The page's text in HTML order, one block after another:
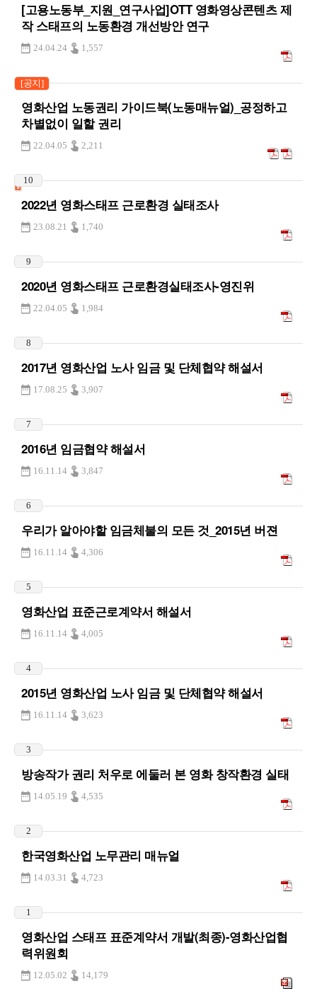
[고용노동부_지원_연구사업]OTT 영화영상콘텐츠 제
작 스태프의 노동환경 개선방안 연구
24.04.24 1,557
[공지]
영화산업 노동권리 가이드북(노동매뉴얼)_공정하고
차별없이 일할 권리
22.04.05 2,211
10
2022년 영화스태프 근로환경 실태조사
23.08.21 1,740
9
2020년 영화스태프 근로환경실태조사-영진위
22.04.05 1,984
8
2017년 영화산업 노사 임금 및 단체협약 해설서
17.08.25 3,907
7
2016년 임금협약 해설서
16.11.14 3,847
6
우리가 알아야할 임금체불의 모든 것_2015년 버젼
16.11.14 4,306
5
영화산업 표준근로계약서 해설서
16.11.14 4,005
4
2015년 영화산업 노사 임금 및 단체협약 해설서
16.11.14 3,623
3
방송작가 권리 처우로 에둘러 본 영화 창작환경 실태
14.05.19 4,535
2
한국영화산업 노무관리 매뉴얼
14.03.31 4,723
1
영화산업 스태프 표준계약서 개발(최종)-영화산업협
력위원회
12.05.02 14,179